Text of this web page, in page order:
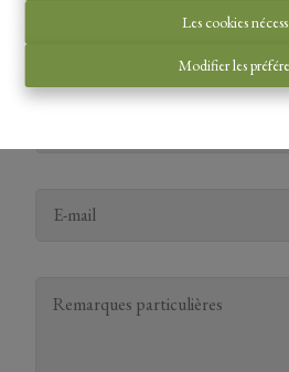
Les cookies
Modifier les